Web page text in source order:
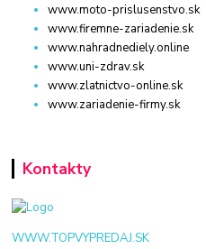
www.moto-prislusenstvo.sk
www.firemne-zariadenie.sk
www.nahradnediely.online
www.uni-zdrav.sk
www.zlatnictvo-online.sk
www.zariadenie-firmy.sk
Kontakty
WWW.TOPVYPREDAJ.SK